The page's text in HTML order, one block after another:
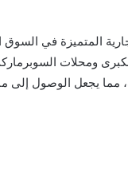
المتميزة في
ومحلات